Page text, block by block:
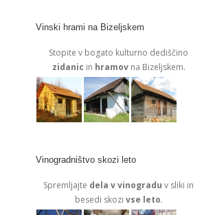
Vinski hrami na Bizeljskem
Stopite v bogato kulturno dediščino
zidanic in hramovna Bizeljskem.
Vinogradništvo skozi leto
Spremljajte dela v vinogradu v sliki in
besedi skozi vse leto.